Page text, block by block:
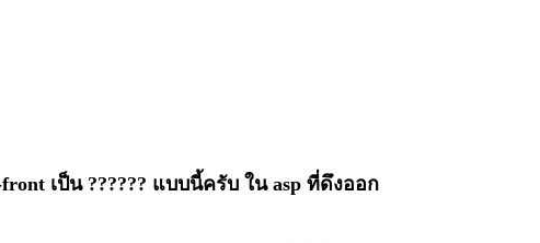
เป็น ?????? แบบนี้ครับ ใน asp ที่ดึงออก